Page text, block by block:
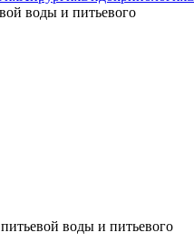
воды и питьевого
воды и питьевого